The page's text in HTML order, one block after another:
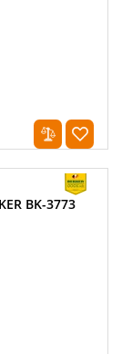
BK-3773